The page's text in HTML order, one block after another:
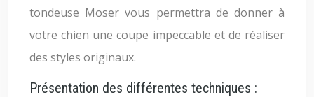
tondeuse Moser vous permettra de donner à
votre chien une coupe impeccable et de réaliser
des styles originaux.
Présentation des différentes techniques :